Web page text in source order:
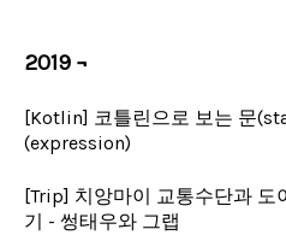
2019 ¬
[Kotlin] 코틀린으로 보는 문
(expression)
[Trip] 치앙마이 교통수단과 도
기 - 썽태우와 그랩